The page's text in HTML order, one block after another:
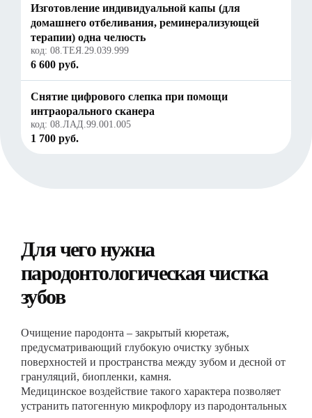
Изготовление индивидуальной капы (для
домашнего отбеливания, реминерализующей
терапии) одна челюсть
код: 08.ТЕЯ.29.039.999
6 600 руб.
Снятие цифрового слепка при помощи
интраорального сканера
код: 08.ЛАД.99.001.005
1 700 руб.
Для чего нужна
пародонтологическая чистка
зубов
Очищение пародонта – закрытый кюретаж,
предусматривающий глубокую очистку зубных
поверхностей и пространства между зубом и десной от
грануляций, биопленки, камня.
Медицинское воздействие такого характера позволяет
устранить патогенную микрофлору из пародонтальных